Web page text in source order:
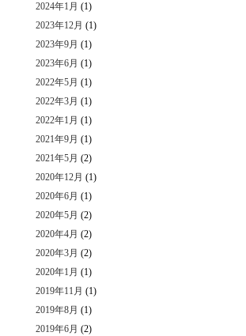
2024年1月 (1)
2023年12月 (1)
2023年9月 (1)
2023年6月 (1)
2022年5月 (1)
2022年3月 (1)
2022年1月 (1)
2021年9月 (1)
2021年5月 (2)
2020年12月 (1)
2020年6月 (1)
2020年5月 (2)
2020年4月 (2)
2020年3月 (2)
2020年1月 (1)
2019年11月 (1)
2019年8月 (1)
2019年6月 (2)